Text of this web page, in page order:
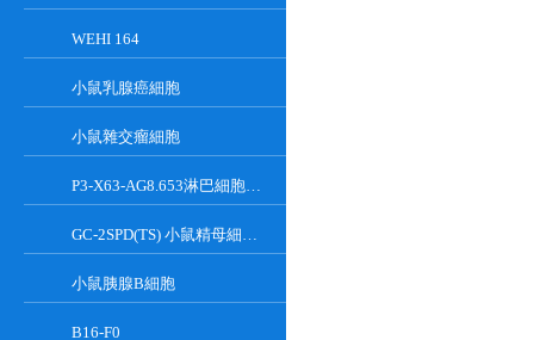
WEHI 164
小鼠乳腺癌細胞
小鼠雜交瘤細胞
P3-X63-AG8.653淋巴細胞小鼠骨髓瘤細胞
GC-2SPD(TS) 小鼠精母細胞系
小鼠胰腺Β細胞
B16-F0